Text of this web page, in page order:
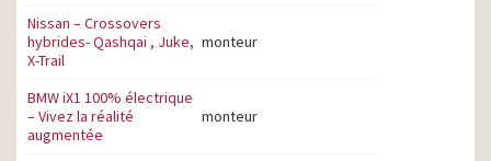
Nissan – Crossovers
hybrides- Qashqai , Juke,
X-Trail
monteur
BMW iX1 100% électrique
– Vivez la réalité
augmentée
monteur